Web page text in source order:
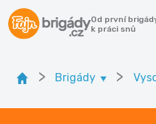
Od první
k práci snů
> Brigády >